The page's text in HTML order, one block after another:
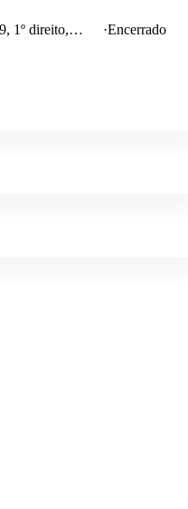
1º direito,
·Encerrado